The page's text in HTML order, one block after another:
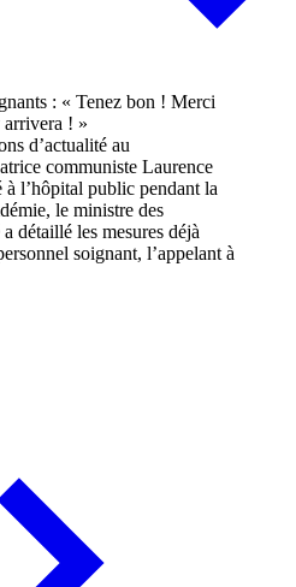
d’actualité au
communiste Laurence
à l’hôpital public pendant la
le ministre des
détaillé les mesures déjà
soignant, l’appelant à